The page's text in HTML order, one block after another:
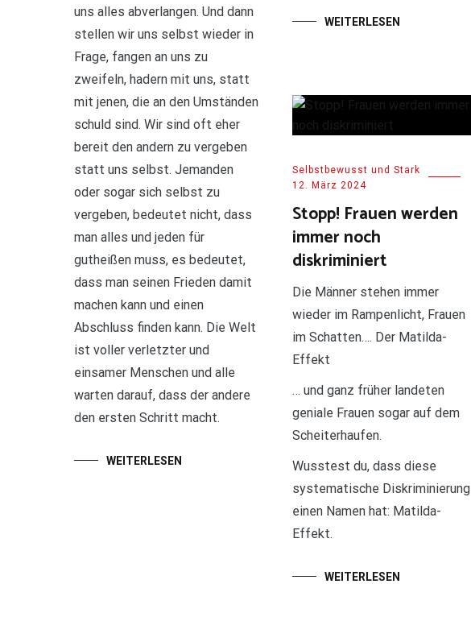
WEITERLESEN
uns alles abverlangen. Und dann
stellen wir uns selbst wieder in
Frage, fangen an uns zu
zweifeln, hadern mit uns, statt
mit jenen, die an den Umständen
schuld sind. Wir sind oft eher
bereit den andern zu vergeben
statt uns selbst. Jemanden
oder sogar sich selbst zu
vergeben, bedeutet nicht, dass
man alles und jeden für
gutheißen muss, es bedeutet,
dass man seinen Frieden damit
machen kann und einen
Abschluss finden kann. Die Welt
ist voller verletzter und
einsamer Menschen und alle
warten darauf, dass der andere
den ersten Schritt macht.
WEITERLESEN
Selbstbewusst und Stark
12. März 2024
Stopp! Frauen werden
immer noch
diskriminiert
Die Männer stehen immer
wieder im Rampenlicht, Frauen
im Schatten…. Der Matilda-
Effekt
… und ganz früher landeten
geniale Frauen sogar auf dem
Scheiterhaufen.
Wusstest du, dass diese
systematische Diskriminierung
einen Namen hat: Matilda-
Effekt.
WEITERLESEN